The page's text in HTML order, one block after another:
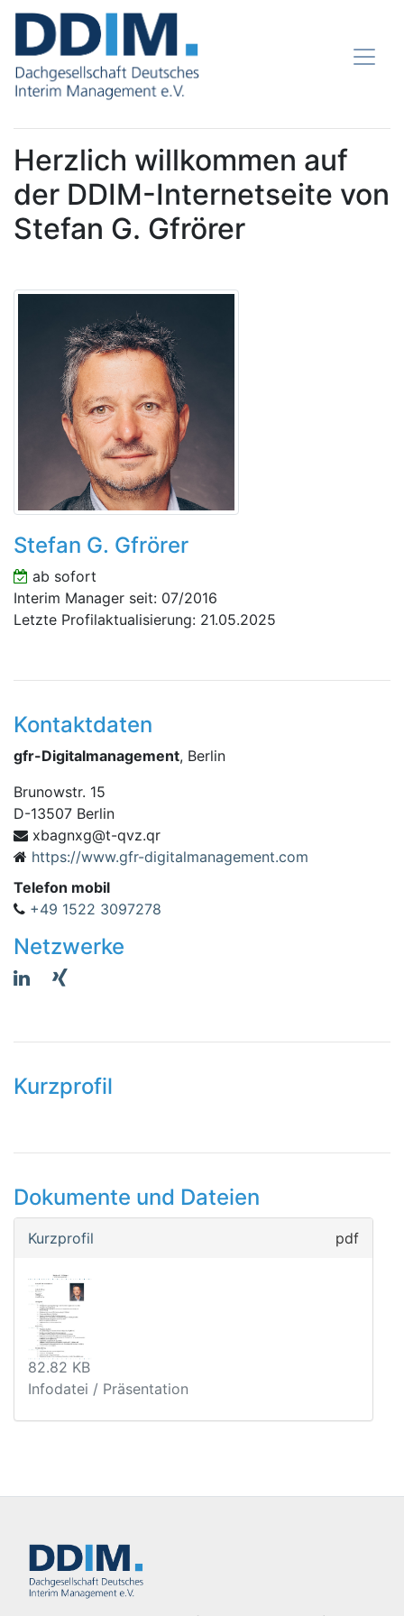
Herzlich willkommen auf
der DDIM-Internetseite von
Stefan G. Gfrörer
Stefan G. Gfrörer
ab sofort
Interim Manager seit: 07/2016
Letzte Profilaktualisierung: 21.05.2025
Kontaktdaten
gfr-Digitalmanagement, Berlin
Brunowstr. 15
D-13507 Berlin
rq.zvq-t@gxngabx
https://www.gfr-digitalmanagement.com
Telefon mobil
+49 1522 3097278
Netzwerke
Kurzprofil
Dokumente und Dateien
Kurzprofil pdf
82.82 KB
Infodatei / Präsentation